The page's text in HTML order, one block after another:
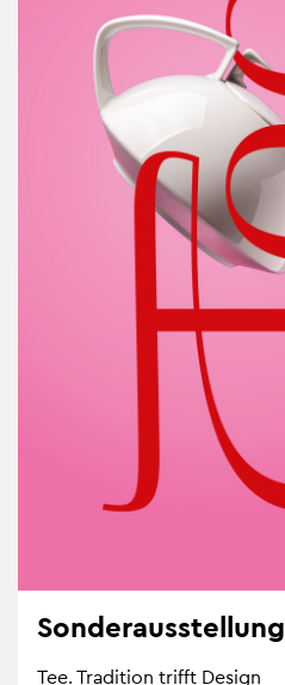
Son­der­aus­stel­lung
Tee. Tra­di­ti­on trifft De­sign